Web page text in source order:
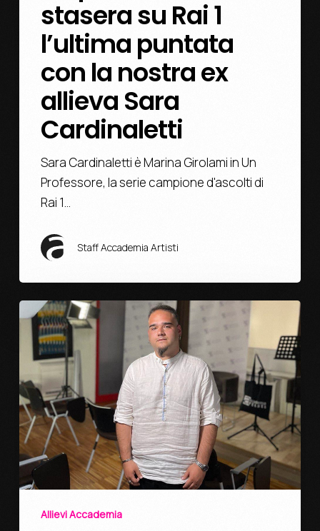
stasera su Rai 1
l’ultima puntata
con la nostra ex
allieva Sara
Cardinaletti
Sara Cardinaletti è Marina Girolami in Un
Professore, la serie campione d'ascolti di
Rai 1…
Staff Accademia Artisti
Allievi Accademia